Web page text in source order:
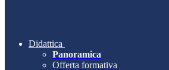
Didattica
Panoramica
Offerta formativa